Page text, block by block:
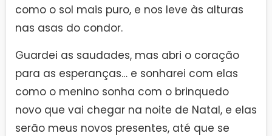
como o sol mais puro, e nos leve às alturas
nas asas do condor.
Guardei as saudades, mas abri o coração
para as esperanças… e sonharei com elas
como o menino sonha com o brinquedo
novo que vai chegar na noite de Natal, e elas
serão meus novos presentes, até que se